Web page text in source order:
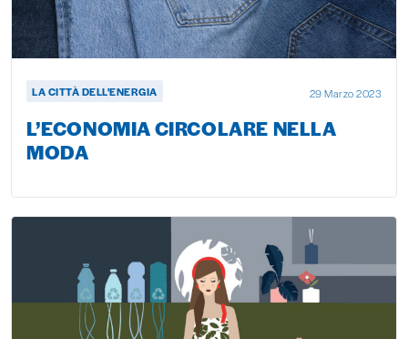
LA CITTÀ DELL'ENERGIA 29 Marzo 2023
L’ECONOMIA CIRCOLARE NELLA
MODA